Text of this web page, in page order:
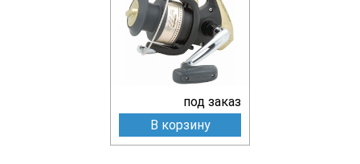
под заказ
В корзину